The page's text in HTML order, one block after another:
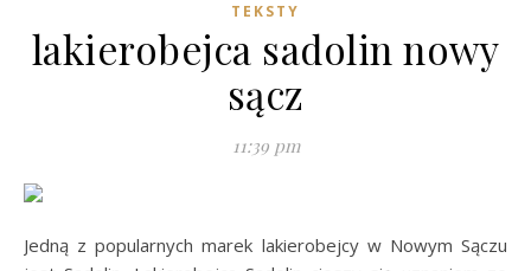
TEKSTY
lakierobejca sadolin nowy
sącz
11:39 pm
Jedną z popularnych marek lakierobejcy w Nowym Sączu